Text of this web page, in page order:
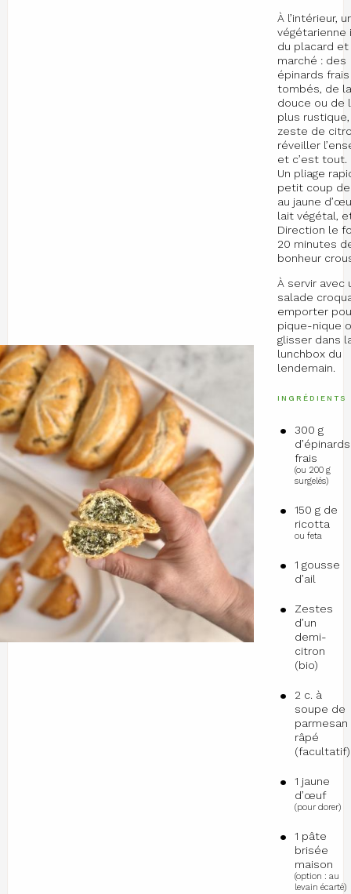
À l’intérieur,
végétarienne
du placard et
marché : des
épinards
tombés, de
douce ou de
plus rustique,
zeste de
réveiller
et c’est tout.
Un pliage
petit coup
au jaune
lait végétal,
Direction le
20 minutes
bonheur
À servir avec
salade
emporter
pique-nique
glisser dans
lunchbox du
lendemain.
INGRÉDIENTS
300 g
d’épinards
frais
(ou 200 g
surgelés)
150 g de
ricotta
ou feta
1 gousse
d’ail
Zestes
d’un
demi-
citron
(bio)
2 c. à
soupe de
parmesan
râpé
(facultatif)
1 jaune
d’œuf
(pour dorer)
1 pâte
brisée
maison
(option : au
levain écarté)